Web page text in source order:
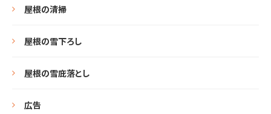
屋根の清掃
屋根の雪下ろし
屋根の雪庇落とし
広告